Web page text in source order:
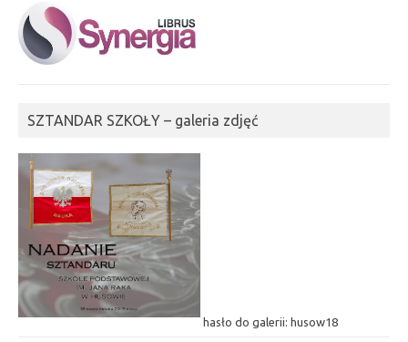
SZTANDAR SZKOŁY – galeria zdjęć
hasło do galerii: husow18